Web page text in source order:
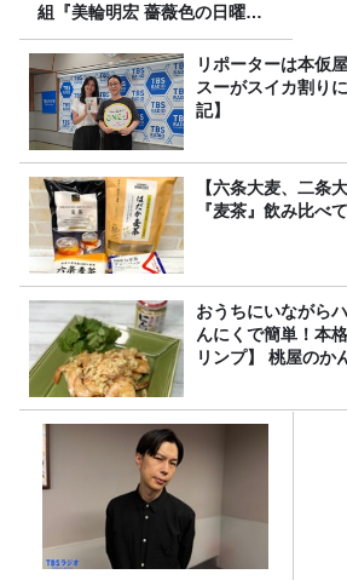
組『美輪明宏 薔薇色の日曜日
～ごきげんよう、ルンルン
～』8/9（日）16時放送リポーターは本仮
スーがスイカ割り
記】
【六条大麦、二条
『麦茶』飲み比べ
おうちにいながら
んにくで簡単！本
リンプ】 桃屋のか